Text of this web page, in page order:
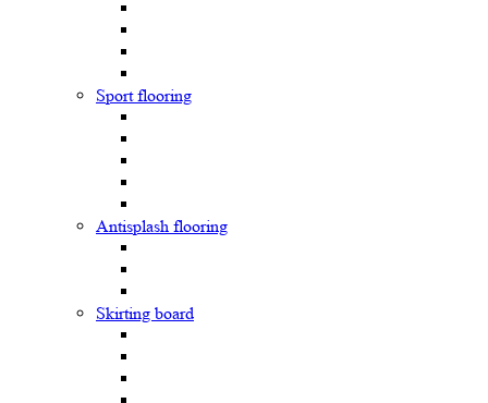
Sport flooring
Antisplash flooring
Skirting board